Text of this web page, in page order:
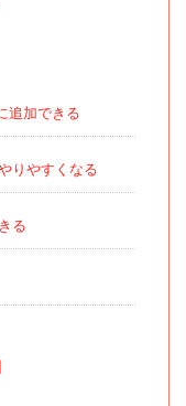
追加できる
りやすくなる
る